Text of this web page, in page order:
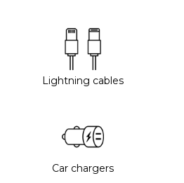
Lightning cables
Car chargers